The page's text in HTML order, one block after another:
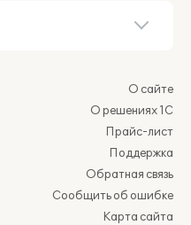
О сайте
О решениях 1С
Прайс-лист
Поддержка
Обратная связь
Сообщить об ошибке
Карта сайта